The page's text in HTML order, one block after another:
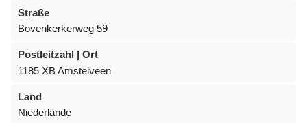
Straße
Bovenkerkerweg 59
Postleitzahl | Ort
1185 XB Amstelveen
Land
Niederlande